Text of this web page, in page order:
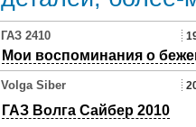
ГАЗ 2410
Мои воспоминания о
Volga Siber
ГАЗ Волга Сайбер 2010